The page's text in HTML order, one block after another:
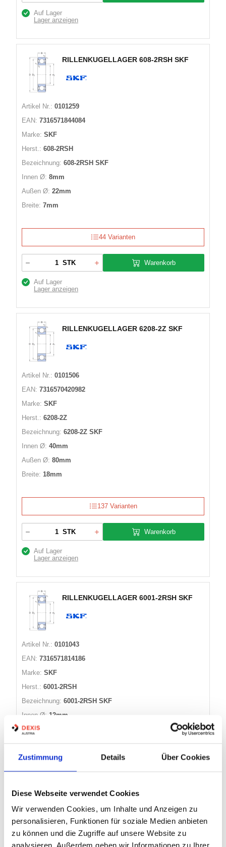
Zustimmung Details Über Cookies
Diese Webseite verwendet Cookies
Wir verwenden Cookies, um Inhalte und Anzeigen zu
personalisieren, Funktionen für soziale Medien anbieten
zu können und die Zugriffe auf unsere Website zu
analysieren. Außerdem geben wir Informationen zu Ihrer
Auf Lager
Lager anzeigen
RILLENKUGELLAGER 608-2RSH SKF
Artikel Nr.: 0101259
EAN: 7316571844084
Marke: SKF
Herst.: 608-2RSH
Bezeichnung: 608-2RSH SKF
Innen Ø: 8mm
Außen Ø: 22mm
Breite: 7mm
44 Varianten
STK Warenkorb
Auf Lager
Lager anzeigen
RILLENKUGELLAGER 6208-2Z SKF
Artikel Nr.: 0101506
EAN: 7316570420982
Marke: SKF
Herst.: 6208-2Z
Bezeichnung: 6208-2Z SKF
Innen Ø: 40mm
Außen Ø: 80mm
Breite: 18mm
137 Varianten
STK Warenkorb
Auf Lager
Lager anzeigen
RILLENKUGELLAGER 6001-2RSH SKF
Artikel Nr.: 0101043
EAN: 7316571814186
Marke: SKF
Herst.: 6001-2RSH
Bezeichnung: 6001-2RSH SKF
Innen Ø: 12mm
Außen Ø:
Auf Lager
Lager anzeigen